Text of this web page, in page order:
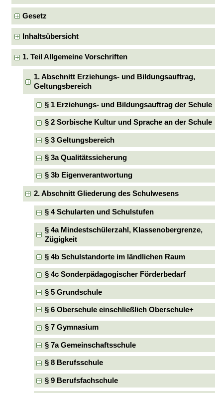
Gesetz
Inhaltsübersicht
1. Teil Allgemeine Vorschriften
1. Abschnitt Erziehungs- und Bildungsauftrag,
Geltungsbereich
§ 1 Erziehungs- und Bildungsauftrag der Schule
§ 2 Sorbische Kultur und Sprache an der Schule
§ 3 Geltungsbereich
§ 3a Qualitätssicherung
§ 3b Eigenverantwortung
2. Abschnitt Gliederung des Schulwesens
§ 4 Schularten und Schulstufen
§ 4a Mindestschülerzahl, Klassenobergrenze,
Zügigkeit
§ 4b Schulstandorte im ländlichen Raum
§ 4c Sonderpädagogischer Förderbedarf
§ 5 Grundschule
§ 6 Oberschule einschließlich Oberschule+
§ 7 Gymnasium
§ 7a Gemeinschaftsschule
§ 8 Berufsschule
§ 9 Berufsfachschule